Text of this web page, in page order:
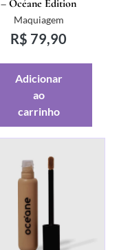
– Océane Edition
Maquiagem
R$ 79,90
Adicionar
ao
carrinho